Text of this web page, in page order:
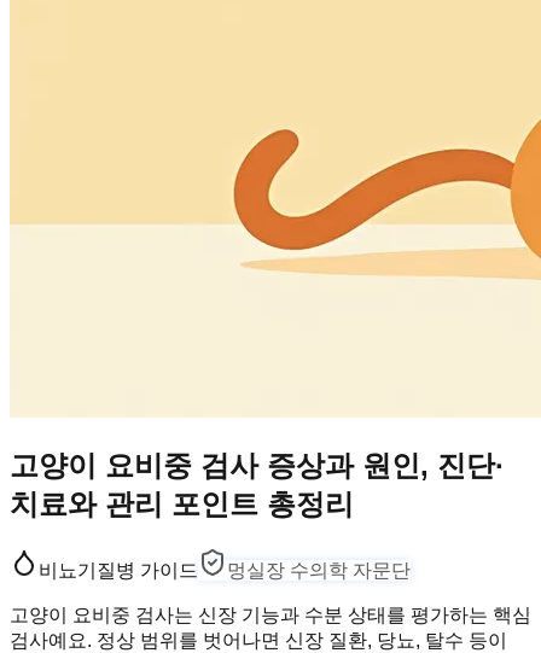
고양이 요비중 검사 증상과 원인, 진단·
치료와 관리 포인트 총정리
비뇨기 질병 가이드 멍실장 수의학 자문단
고양이 요비중 검사는 신장 기능과 수분 상태를 평가하는 핵심
검사예요. 정상 범위를 벗어나면 신장 질환, 당뇨, 탈수 등이